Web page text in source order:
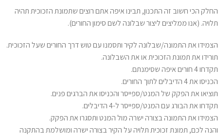
החלק הכי חשוב זה התכנון, תבינו איפה אתם רוצים שתמונת הזכוכית תהיה
תלויה. (אנו ממליצים ליצור שבלונה לשם סימון החורים).
הצמידו את התמונה/שבלונה לקיר ותסמנו עם טוש דרך החורים שעל הזכוכית.
תורידו את תמונת הזכוכית או את השבלונה.
תקדחו 4 חורים איפה שסימנתם.
הכניסו את 4 הדיבלים לתוך החורים.
תוציאו את הפקק של המנט/ספייסר והכניסו את הברגים פנים.
תקדחו את הבורג עם המנט/ספייסר ל-4 הדיבלים.
הצמידו את התמונה בצורה ישרה מול המנט ותסגרו את הפקק.
והנה לכם, תמונת זכוכית תלויה על הקיר בצורה ישרה ומושלמת בהתקנה